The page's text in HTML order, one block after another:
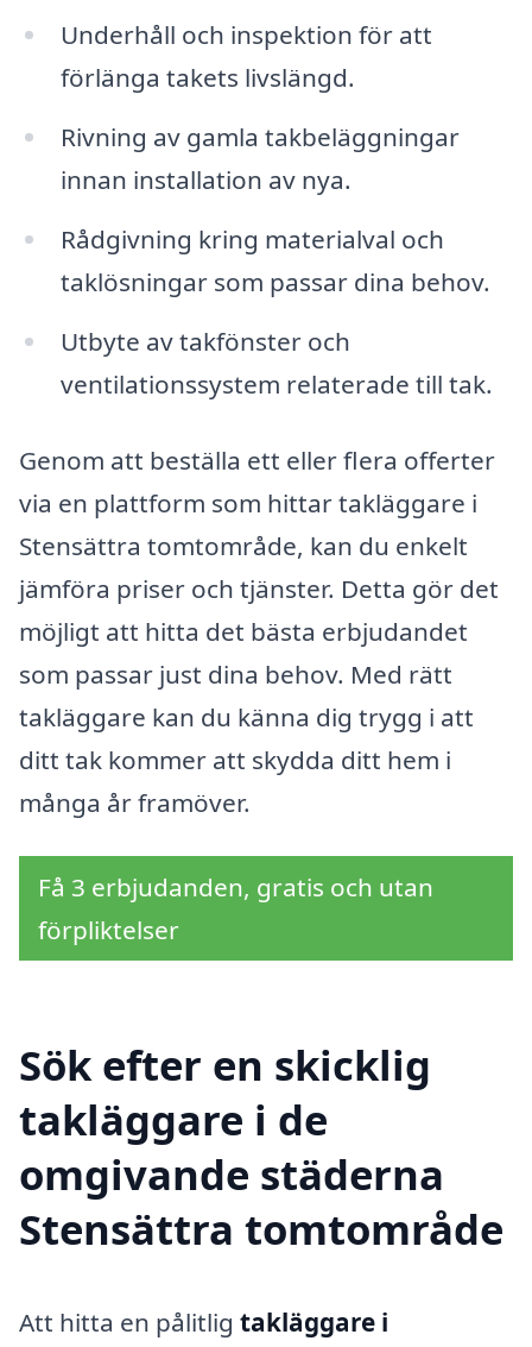
Underhåll och inspektion för att
förlänga takets livslängd.
Rivning av gamla takbeläggningar
innan installation av nya.
Rådgivning kring materialval och
taklösningar som passar dina behov.
Utbyte av takfönster och
ventilationssystem relaterade till tak.
Genom att beställa ett eller flera offerter
via en plattform som hittar takläggare i
Stensättra tomtområde, kan du enkelt
jämföra priser och tjänster. Detta gör det
möjligt att hitta det bästa erbjudandet
som passar just dina behov. Med rätt
takläggare kan du känna dig trygg i att
ditt tak kommer att skydda ditt hem i
många år framöver.
Få 3 erbjudanden, gratis och utan
förpliktelser
Sök efter en skicklig
takläggare i de
omgivande städerna
Stensättra tomtområde
Att hitta en pålitlig takläggare i